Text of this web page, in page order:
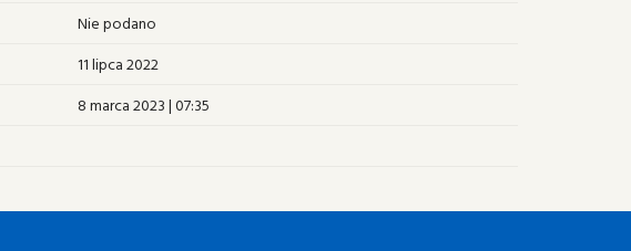
Nie podano
11 lipca 2022
8 marca 2023 | 07:35